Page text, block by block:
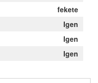
fekete
Igen
Igen
Igen